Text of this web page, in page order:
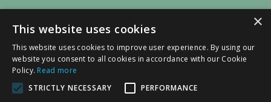
Copyright © Eden Hill Retreat & Spa
×
This website uses cookies
This website uses cookies to improve user experience. By using our
website you consent to all cookies in accordance with our Cookie
Policy. Read more
STRICTLY NECESSARY
PERFORMANCE